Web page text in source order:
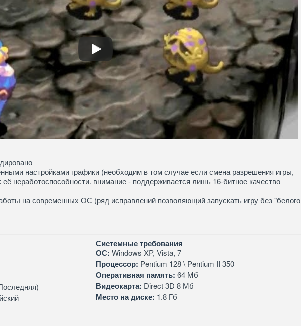
настройками графики (необходим в том случае если смена разрешения игры,
неработоспособности. внимание - поддерживается лишь 16-битное качество
на современных ОС (ряд исправлений позволяющий запускать игру без "белого
Системные требования
ОС: Windows XP, Vista, 7
Процессор: Pentium 128 \ Pentium II 350
Оперативная память: 64 Мб
Видеокарта: Direct 3D 8 Мб
Место на диске: 1.8 Гб